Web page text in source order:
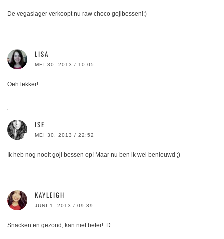
De vegaslager verkoopt nu raw choco gojibessen!:)
LISA
MEI 30, 2013 / 10:05
Oeh lekker!
ISE
MEI 30, 2013 / 22:52
Ik heb nog nooit goji bessen op! Maar nu ben ik wel benieuwd ;)
KAYLEIGH
JUNI 1, 2013 / 09:39
Snacken en gezond, kan niet beter! :D